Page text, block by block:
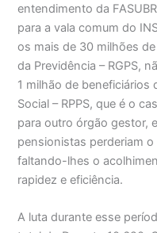
entendimento da
para a vala comum do
os mais de 30 milhões
da Previdência – RGPS,
1 milhão de beneficiários
Social – RPPS, que é o
para outro órgão gestor,
pensionistas perderiam
faltando-lhes o
rapidez e eficiência.
A luta durante esse